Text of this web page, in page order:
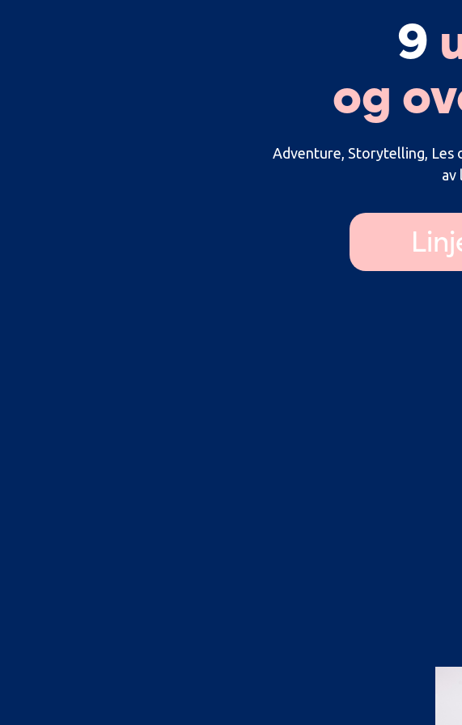
9
og
Adventure, Storytelling, Les
av